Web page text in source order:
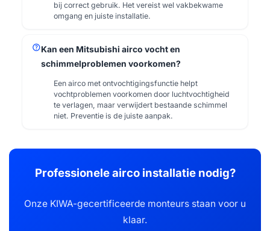
bij correct gebruik. Het vereist wel vakbekwame
omgang en juiste installatie.
helpKan een Mitsubishi airco vocht en
schimmelproblemen voorkomen?
Een airco met ontvochtigingsfunctie helpt
vochtproblemen voorkomen door luchtvochtigheid
te verlagen, maar verwijdert bestaande schimmel
niet. Preventie is de juiste aanpak.
Professionele airco installatie nodig?
Onze KIWA-gecertificeerde monteurs staan voor u
klaar.